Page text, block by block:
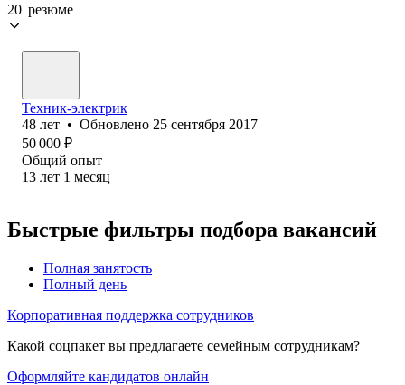
20 резюме
Техник-электрик
48 лет • Обновлено 25 сентября 2017
50 000 ₽
Общий опыт
13 лет 1 месяц
Быстрые фильтры подбора вакансий
Полная занятость
Полный день
Корпоративная поддержка сотрудников
Какой соцпакет вы предлагаете семейным сотрудникам?
Оформляйте кандидатов онлайн